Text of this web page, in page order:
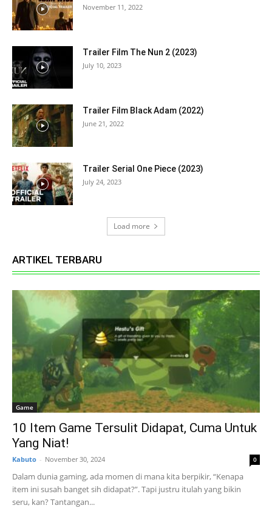
November 11, 2022
Trailer Film The Nun 2 (2023)
July 10, 2023
Trailer Film Black Adam (2022)
June 21, 2022
Trailer Serial One Piece (2023)
July 24, 2023
Load more
ARTIKEL TERBARU
Game
10 Item Game Tersulit Didapat, Cuma Untuk
Yang Niat!
Kabuto - November 30, 2024 0
Dalam dunia gaming, ada momen di mana kita berpikir, “Kenapa
item ini susah banget sih didapat?”. Tapi justru itulah yang bikin
seru, kan? Tantangan...